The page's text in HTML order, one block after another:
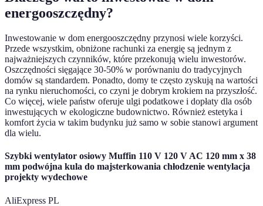
energooszczędny?
Inwestowanie w dom energooszczędny przynosi wiele korzyści.
Przede wszystkim, obniżone rachunki za energię są jednym z
najważniejszych czynników, które przekonują wielu inwestorów.
Oszczędności sięgające 30-50% w porównaniu do tradycyjnych
domów są standardem. Ponadto, domy te często zyskują na wartości
na rynku nieruchomości, co czyni je dobrym krokiem na przyszłość.
Co więcej, wiele państw oferuje ulgi podatkowe i dopłaty dla osób
inwestujących w ekologiczne budownictwo. Również estetyka i
komfort życia w takim budynku już samo w sobie stanowi argument
dla wielu.
Szybki wentylator osiowy Muffin 110 V 120 V AC 120 mm x 38
mm podwójna kula do majsterkowania chłodzenie wentylacja
projekty wydechowe
AliExpress PL